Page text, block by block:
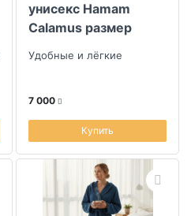
унисекс Hamam
Calamus размер
Удобные и лёгкие
7 000
Купить